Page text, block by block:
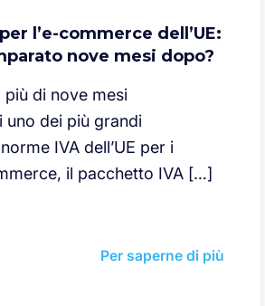
l’e-commerce dell’UE:
nove mesi dopo?
di nove mesi
uno dei più grandi
IVA dell’UE per i
il pacchetto IVA […]
Per saperne di più